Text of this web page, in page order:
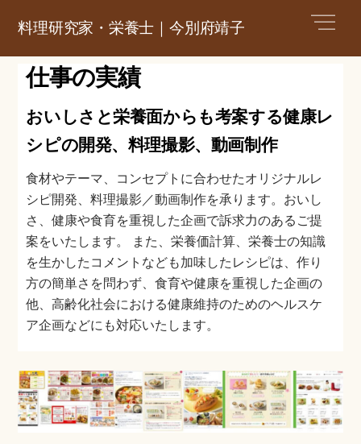
料理研究家・栄養士｜今別府靖子
仕事の実績
おいしさと栄養面からも考案する健康レ
シピの開発、料理撮影、動画制作
食材やテーマ、コンセプトに合わせたオリジナルレ
シピ開発、料理撮影／動画制作を承ります。おいし
さ、健康や食育を重視した企画で訴求力のあるご提
案をいたします。 また、栄養価計算、栄養士の知識
を生かしたコメントなども加味したレシピは、作り
方の簡単さを問わず、食育や健康を重視した企画の
他、高齢化社会における健康維持のためのヘルスケ
ア企画などにも対応いたします。